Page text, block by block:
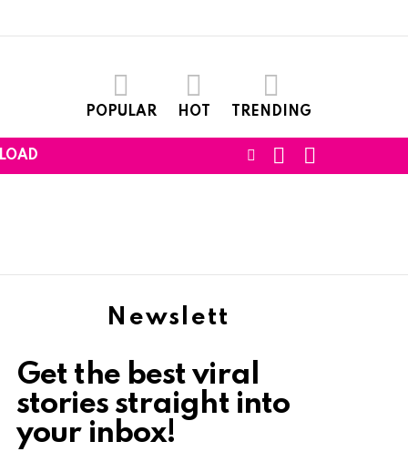
POPULAR HOT TRENDING
FOLLOWSEARCH
Newslett
Get the best viral
stories straight into
your inbox!